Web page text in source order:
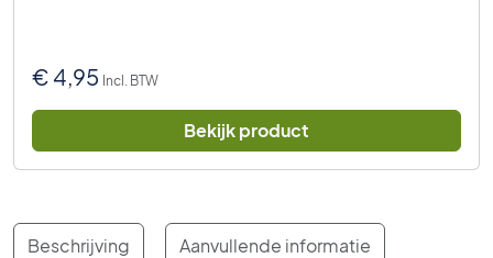
€ 4,95 Incl. BTW
Bekijk product
Beschrijving
Aanvullende informatie